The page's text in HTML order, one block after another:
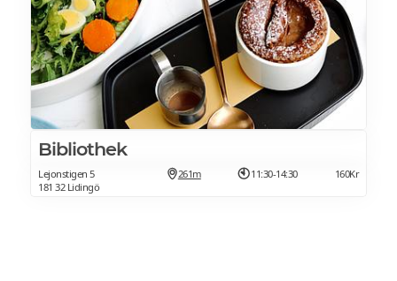
Bibliothek
Lejonstigen 5
181 32 Lidingö
261m 11:30-14:30 160Kr